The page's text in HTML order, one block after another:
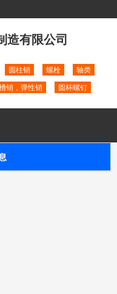
造有限公司
圆柱销 螺栓
轴类
销，弹性销
圆杯螺钉